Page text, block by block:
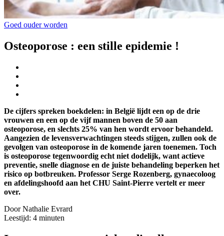
Goed ouder worden
Osteoporose : een stille epidemie !
De cijfers spreken boekdelen: in België lijdt een op de drie
vrouwen en een op de vijf mannen boven de 50 aan
osteoporose, en slechts 25% van hen wordt ervoor behandeld.
Aangezien de levensverwachtingen steeds stijgen, zullen ook de
gevolgen van osteoporose in de komende jaren toenemen. Toch
is osteoporose tegenwoordig echt niet dodelijk, want actieve
preventie, snelle diagnose en de juiste behandeling beperken het
risico op botbreuken. Professor Serge Rozenberg, gynaecoloog
en afdelingshoofd aan het CHU Saint-Pierre vertelt er meer
over.
Door Nathalie Evrard
Leestijd: 4 minuten